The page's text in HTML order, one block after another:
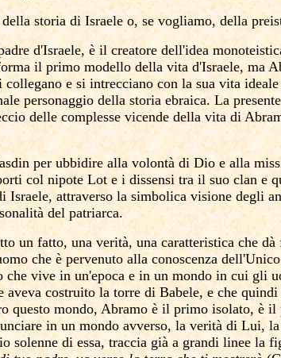
storia di Israele o, se vogliamo, della
d'Israele, è il creatore dell'idea
il primo modello della vita d'Israele, ma
e si intrecciano con la sua vita
personaggio della storia ebraica. La presente
delle complesse vicende della vita di
per ubbidire alla volontà di Dio e alla
col nipote Lot e i dissensi tra il suo clan e
Israele, attraverso la simbolica visione degli
del patriarca.
un fatto, una verità, una caratteristica che
che è pervenuto alla conoscenza
vive in un'epoca e in un mondo in cui gli
aveva costruito la torre di Babele, e che
questo mondo, Abramo è il primo isolato, è
in un mondo avverso, la verità di Lui,
solenne di essa, traccia già a grandi linee